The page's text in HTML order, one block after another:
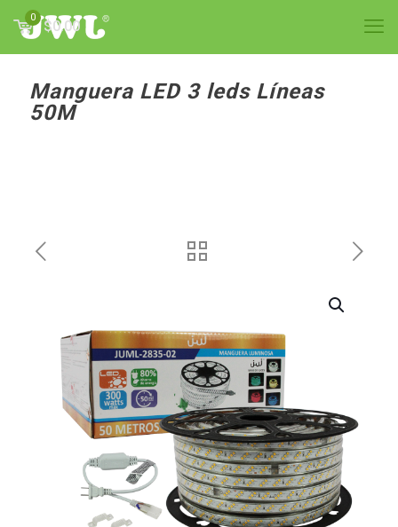
0
$0.00
Manguera LED 3 leds Líneas
50M